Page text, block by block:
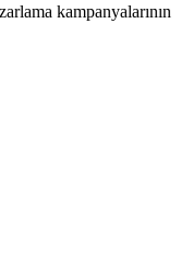
kampanyalarının